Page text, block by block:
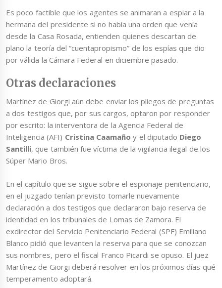
Es poco factible que los agentes se animaran a espiar a la
hermana del presidente si no había una orden que venía
desde la Casa Rosada, entienden quienes descartan de
plano la teoría del “cuentapropismo” de los espías que dio
por válida la Cámara Federal en diciembre pasado.
Otras declaraciones
Martínez de Giorgi aún debe enviar los pliegos de preguntas
a dos testigos que, por sus cargos, optaron por responder
por escrito: la interventora de la Agencia Federal de
Inteligencia (AFI) Cristina Caamaño y el diputado Diego
Santilli, que también fue víctima de la vigilancia ilegal de los
Súper Mario Bros.
En el capítulo que se sigue sobre el espionaje penitenciario,
en el juzgado tenían previsto tomarle nuevamente
declaración a dos testigos que declararon bajo reserva de
identidad en los tribunales de Lomas de Zamora. El
exdirector del Servicio Penitenciario Federal (SPF) Emiliano
Blanco pidió que levanten la reserva para que se conozcan
sus nombres, pero el fiscal Franco Picardi se opuso. El juez
Martínez de Giorgi deberá resolver en los próximos días qué
temperamento adoptará.